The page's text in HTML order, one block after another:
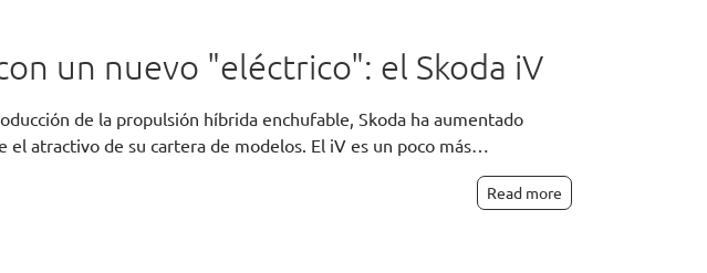
un nuevo "eléctrico": el Skoda iV
de la propulsión híbrida enchufable, Skoda ha aumentado
el atractivo de su cartera de modelos. El iV es un poco más…
Read more